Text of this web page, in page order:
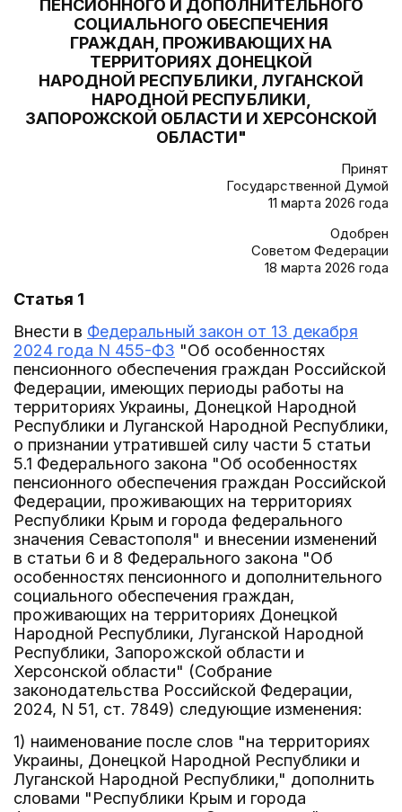
ПЕНСИОННОГО И ДОПОЛНИТЕЛЬНОГО
СОЦИАЛЬНОГО ОБЕСПЕЧЕНИЯ
ГРАЖДАН, ПРОЖИВАЮЩИХ НА
ТЕРРИТОРИЯХ ДОНЕЦКОЙ
НАРОДНОЙ РЕСПУБЛИКИ, ЛУГАНСКОЙ
НАРОДНОЙ РЕСПУБЛИКИ,
ЗАПОРОЖСКОЙ ОБЛАСТИ И ХЕРСОНСКОЙ
ОБЛАСТИ"
Принят
Государственной Думой
11 марта 2026 года
Одобрен
Советом Федерации
18 марта 2026 года
Статья 1
Внести в Федеральный закон от 13 декабря
2024 года N 455-ФЗ "Об особенностях
пенсионного обеспечения граждан Российской
Федерации, имеющих периоды работы на
территориях Украины, Донецкой Народной
Республики и Луганской Народной Республики,
о признании утратившей силу части 5 статьи
5.1 Федерального закона "Об особенностях
пенсионного обеспечения граждан Российской
Федерации, проживающих на территориях
Республики Крым и города федерального
значения Севастополя" и внесении изменений
в статьи 6 и 8 Федерального закона "Об
особенностях пенсионного и дополнительного
социального обеспечения граждан,
проживающих на территориях Донецкой
Народной Республики, Луганской Народной
Республики, Запорожской области и
Херсонской области" (Собрание
законодательства Российской Федерации,
2024, N 51, ст. 7849) следующие изменения:
1) наименование после слов "на территориях
Украины, Донецкой Народной Республики и
Луганской Народной Республики," дополнить
словами "Республики Крым и города